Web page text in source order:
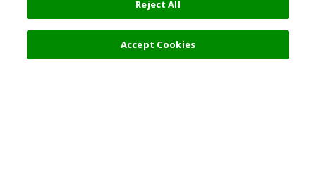
Reject All
Accept Cookies